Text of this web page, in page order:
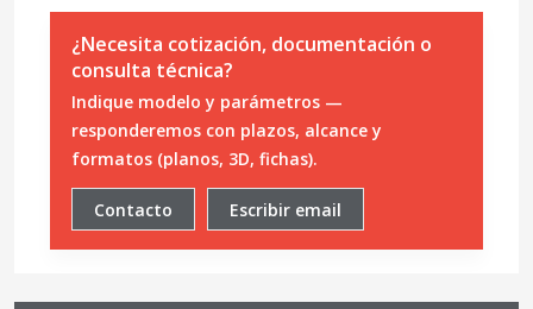
¿Necesita cotización, documentación o
consulta técnica?
Indique modelo y parámetros —
responderemos con plazos, alcance y
formatos (planos, 3D, fichas).
Contacto Escribir email